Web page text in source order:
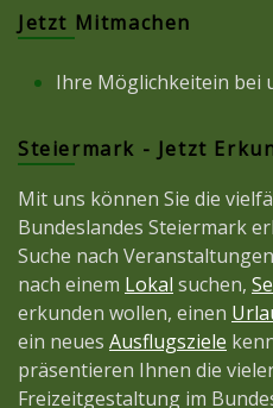
Jetzt Mitmachen
Ihre Möglichkeitein bei
Steiermark - Jetzt
Mit uns können Sie die
Bundeslandes Steiermark
Suche nach
nach einem Lokal suchen,
erkunden wollen, einen
ein neues Ausflugsziele
präsentieren Ihnen die
Freizeitgestaltung im